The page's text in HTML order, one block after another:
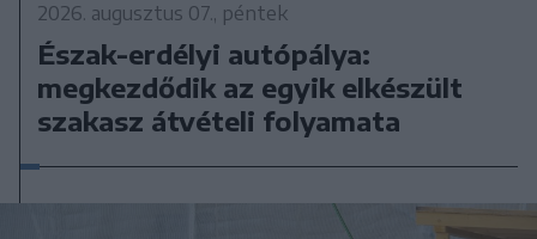
2026. augusztus 07., péntek
Észak-erdélyi autópálya:
megkezdődik az egyik elkészült
szakasz átvételi folyamata